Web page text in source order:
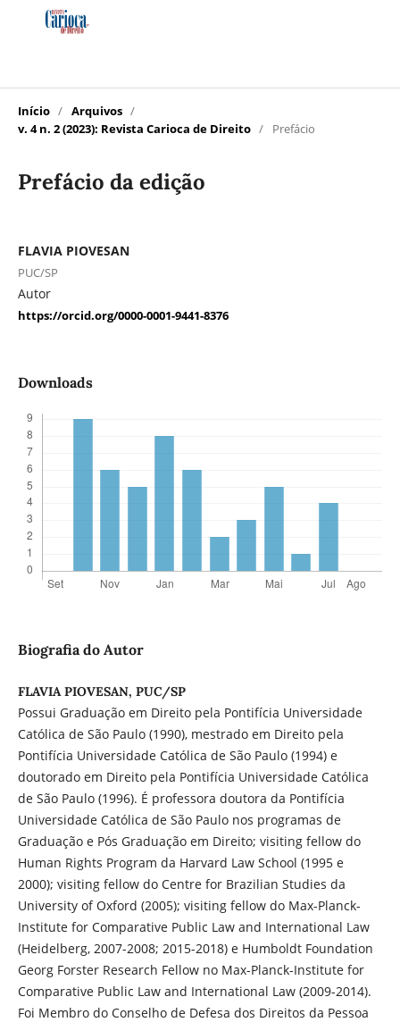
Início / Arquivos /
v. 4 n. 2 (2023): Revista Carioca de Direito / Prefácio
Prefácio da edição
FLAVIA PIOVESAN
PUC/SP
Autor
https://orcid.org/0000-0001-9441-8376
Downloads
Biografia do Autor
FLAVIA PIOVESAN, PUC/SP
Possui Graduação em Direito pela Pontifícia Universidade
Católica de São Paulo (1990), mestrado em Direito pela
Pontifícia Universidade Católica de São Paulo (1994) e
doutorado em Direito pela Pontifícia Universidade Católica
de São Paulo (1996). É professora doutora da Pontifícia
Universidade Católica de São Paulo nos programas de
Graduação e Pós Graduação em Direito; visiting fellow do
Human Rights Program da Harvard Law School (1995 e
2000); visiting fellow do Centre for Brazilian Studies da
University of Oxford (2005); visiting fellow do Max-Planck-
Institute for Comparative Public Law and International Law
(Heidelberg, 2007-2008; 2015-2018) e Humboldt Foundation
Georg Forster Research Fellow no Max-Planck-Institute for
Comparative Public Law and International Law (2009-2014).
Foi Membro do Conselho de Defesa dos Direitos da Pessoa